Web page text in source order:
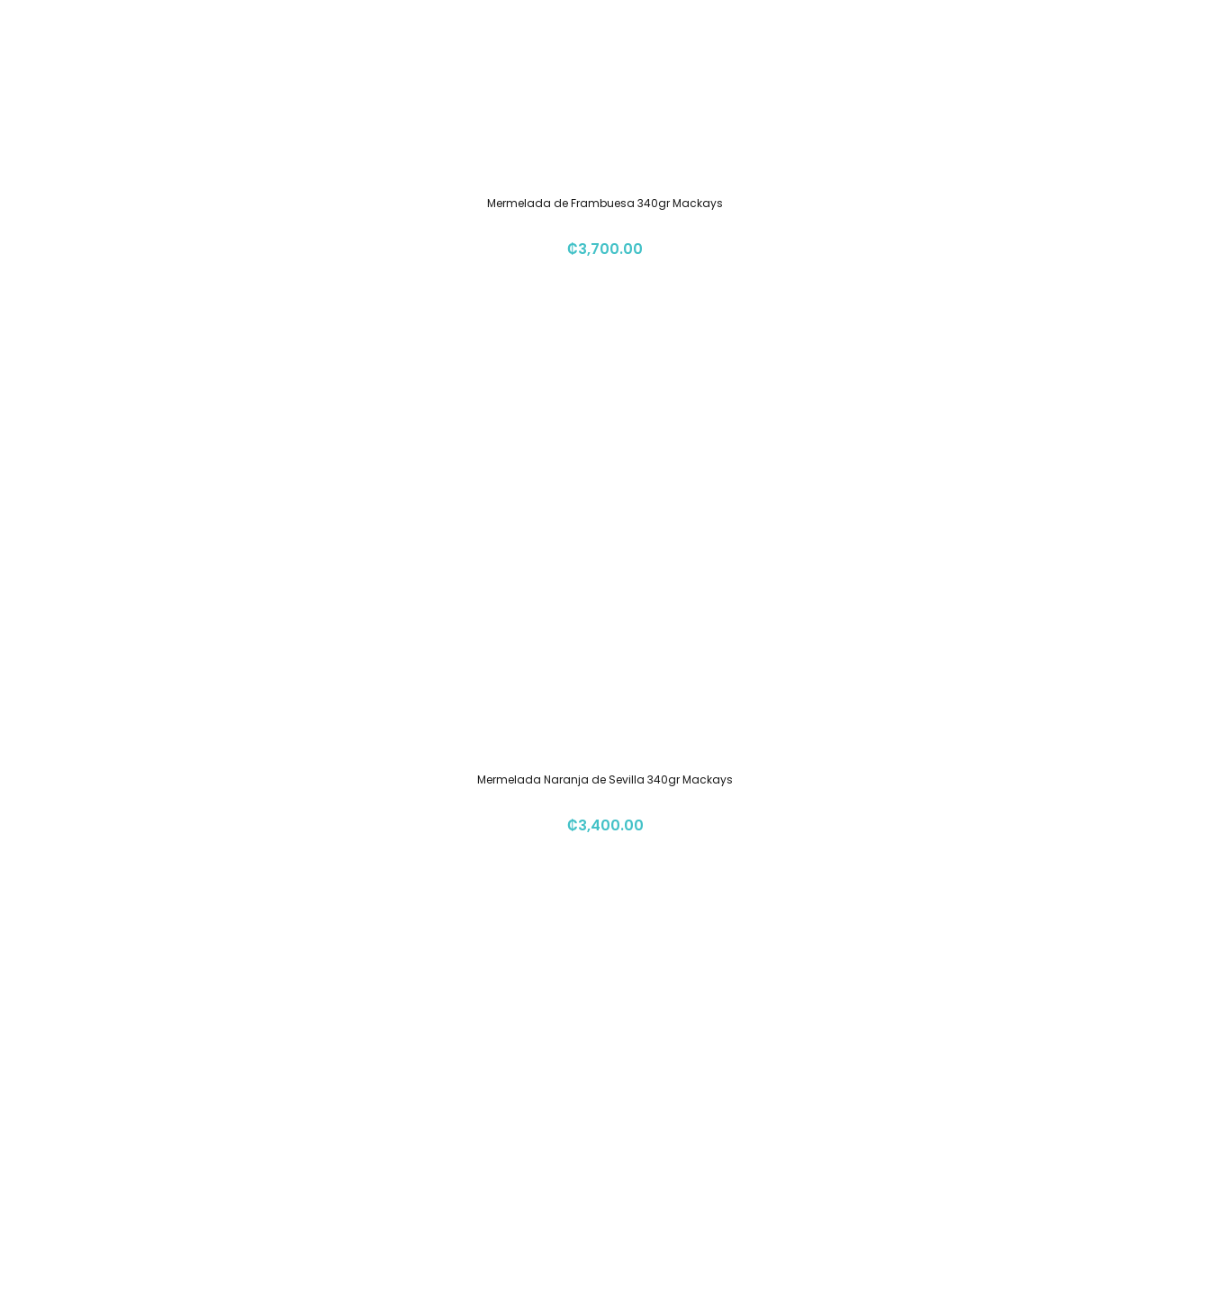
Mermelada de Frambuesa 340gr Mackays
₡3,700.00
Mermelada Naranja de Sevilla 340gr Mackays
₡3,400.00